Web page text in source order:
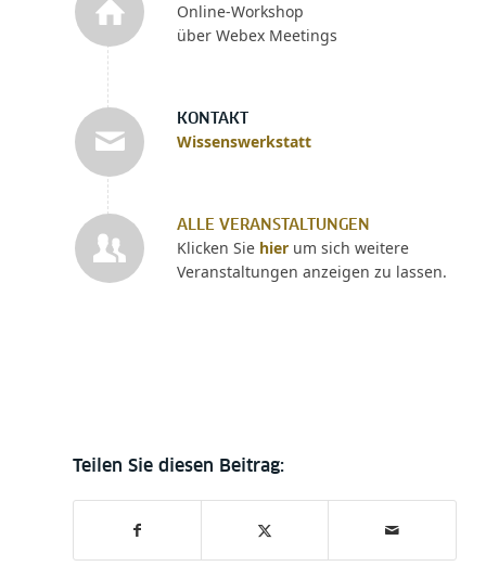
Online-Workshop
über Webex Meetings
KONTAKT
Wissenswerkstatt
ALLE VERANSTALTUNGEN
Klicken Sie hier um sich weitere
Veranstaltungen anzeigen zu lassen.